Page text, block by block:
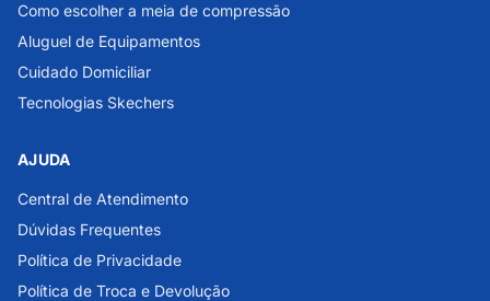
Como escolher a meia de compressão
Aluguel de Equipamentos
Cuidado Domiciliar
Tecnologias Skechers
AJUDA
Central de Atendimento
Dúvidas Frequentes
Política de Privacidade
Política de Troca e Devolução